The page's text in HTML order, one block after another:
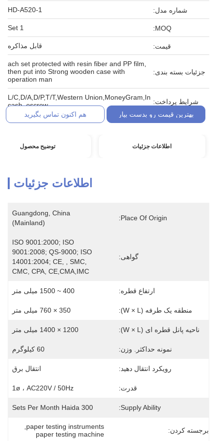
شماره مدل: HD-A520-1
MOQ:
1 Set
قیمت: قابل مذاکره
جزئیات بسته بندی:
ach set protected with resin fiber and PP film,
then put into Strong wooden case with
operation man
شرایط پرداخت:
L/C,D/A,D/P,T/T,Western Union,MoneyGram,In
cash, escrow
بهترین قیمت رو بدست بیار
هم اکنون تماس بگیرید
اطلاعات جزئیات توضیح محصول
اطلاعات جزئیات
Place Of Origin:
Guangdong, China
(Mainland)
گواهی:
ISO 9001:2000; ISO
9001:2008; QS-9000; ISO
14001:2004; CE, , SMC,
CMC, CPA, CE,CMA,IMC
ارتفاع قطره: 400 ~ 1500 میلی متر
منطقه یک طرفه (W × L): 350 × 760 میلی متر
ناحیه پانل قطره ای (W × L): 1200 × 1400 میلی متر
نمونه حداکثر. وزن: 60 کیلوگرم
رویکرد انتقال دهید: انتقال برق
قدرت: 1ø ، AC220V / 50Hz
Supply Ability:
300 Sets Per Month Haida
برجسته کردن: paper testing instruments
paper testing machine